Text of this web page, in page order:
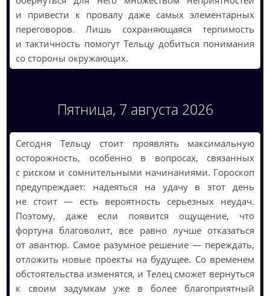
и привести к провалу даже самых элементарных
переговоров. Лишь сохраняющаяся терпимость
и тактичность помогут Тельцу добиться понимания
со стороны окружающих.
Пятница, 7 августа 2026
Сегодня Тельцу стоит проявлять максимальную
осторожность, особенно в вопросах, связанных
с риском и сомнительными начинаниями. Гороскоп
предупреждает: надеяться на удачу в этот день
не стоит — есть вероятность серьезных неудач.
Поэтому, даже если появится ощущение, что
фортуна благоволит, все равно лучше отказаться
от авантюр. Самое разумное решение — переждать,
отложить новые проекты на будущее. Со временем
обстоятельства изменятся, и Телец сможет вернуться
к своим задумкам уже в более благоприятный